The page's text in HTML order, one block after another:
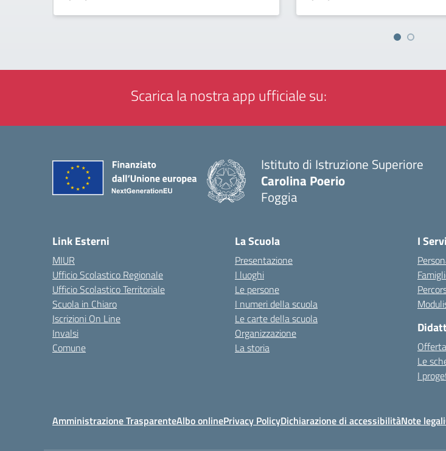
Scarica la nostra app ufficiale su:
Istituto di Istruzione Superiore
Carolina Poerio
Foggia
Link Esterni
MIUR
Ufficio Scolastico Regionale
Ufficio Scolastico Territoriale
Scuola in Chiaro
Iscrizioni On Line
Invalsi
Comune
La Scuola
Presentazione
I luoghi
Le persone
I numeri della scuola
Le carte della scuola
Organizzazione
La storia
I
Le
I
Amministrazione TrasparenteAlbo onlinePrivacy PolicyDichiarazione di accessibilitàNote legali